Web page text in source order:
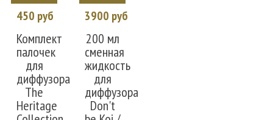
450 руб
Комплект
палочек
для
диффузора
The
Heritage
3900 руб
200 мл
сменная
жидкость
для
диффузора
Don't